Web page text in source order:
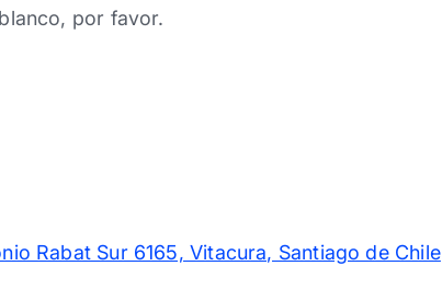
por favor.
Rabat Sur 6165, Vitacura, Santiago de Chile